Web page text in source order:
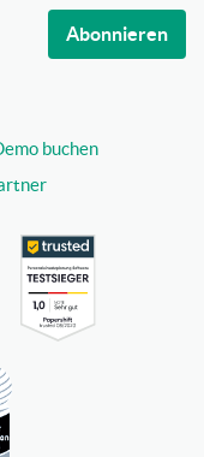
Abonnieren
buchen